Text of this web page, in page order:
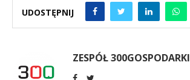
UDOSTĘPNIJ
ZESPÓŁ 300GOSPODARKI